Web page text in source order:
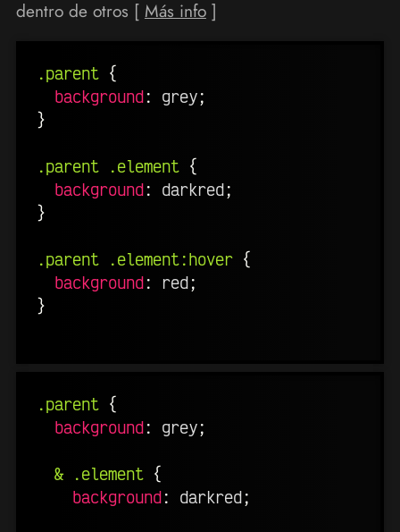
dentro de otros [ Más info]
.parent {
background: grey;
}
.parent .element {
background: darkred;
}
.parent .element:hover {
background: red;
}
.parent {
background: grey;
& .element {
background: darkred;